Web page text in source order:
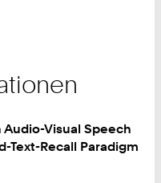
Audio-Visual Speech
Text-Recall Paradigm